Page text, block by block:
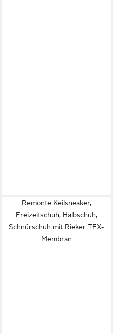
Remonte Keilsneaker,
Freizeitschuh, Halbschuh,
Schnürschuh mit Rieker TEX-
Membran